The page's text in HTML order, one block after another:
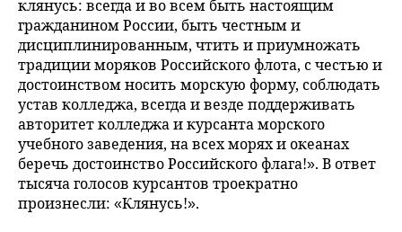
клянусь: всегда и во всем быть настоящим
гражданином России, быть честным и
дисциплинированным, чтить и приумножать
традиции моряков Российского флота, с честью и
достоинством носить морскую форму, соблюдать
устав колледжа, всегда и везде поддерживать
авторитет колледжа и курсанта морского
учебного заведения, на всех морях и океанах
беречь достоинство Российского флага!». В ответ
тысяча голосов курсантов троекратно
произнесли: «Клянусь!».